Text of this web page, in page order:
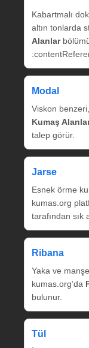
Kabartmalı
altın tonlarda
Alanlar
Modal
Viskon
Kumaş
talep görür.
Jarse
Esnek örme
kumas.org
tarafından sık
Ribana
Yaka ve
kumas.org’da
bulunur.
Tül